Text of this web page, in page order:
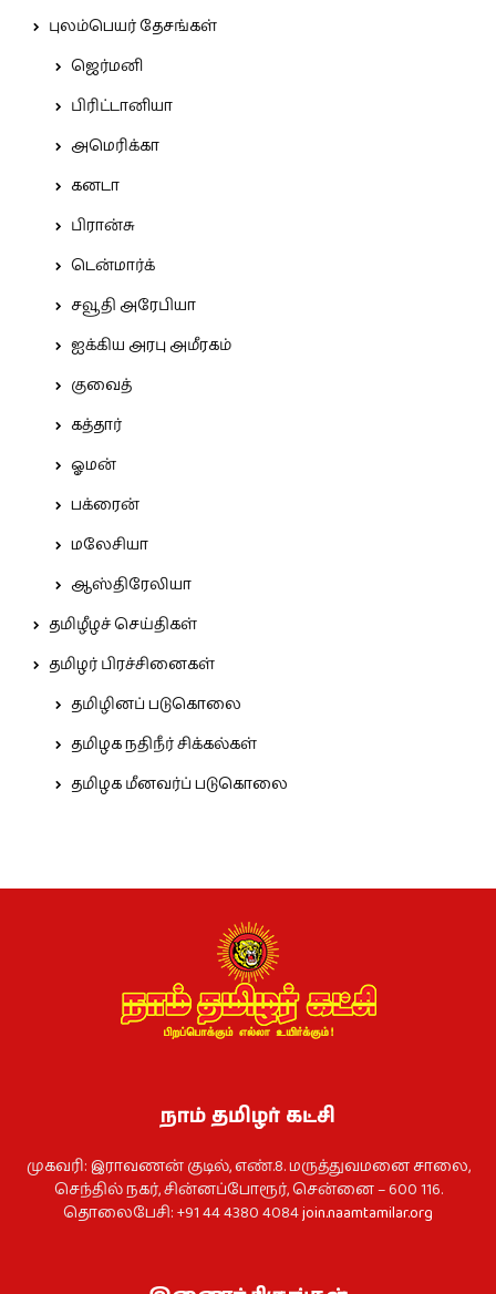
புலம்பெயர் தேசங்கள்
ஜெர்மனி
பிரிட்டானியா
அமெரிக்கா
கனடா
பிரான்சு
டென்மார்க்
சவூதி அரேபியா
ஐக்கிய அரபு அமீரகம்
குவைத்
கத்தார்
ஓமன்
பக்ரைன்
மலேசியா
ஆஸ்திரேலியா
தமிழீழச் செய்திகள்
தமிழர் பிரச்சினைகள்
தமிழினப் படுகொலை
தமிழக நதிநீர் சிக்கல்கள்
தமிழக மீனவர்ப் படுகொலை
நாம் தமிழர் கட்சி
முகவரி: இராவணன் குடில், எண்.8. மருத்துவமனை சாலை,
செந்தில் நகர், சின்னப்போரூர், சென்னை – 600 116.
தொலைபேசி: +91 44 4380 4084join.naamtamilar.org